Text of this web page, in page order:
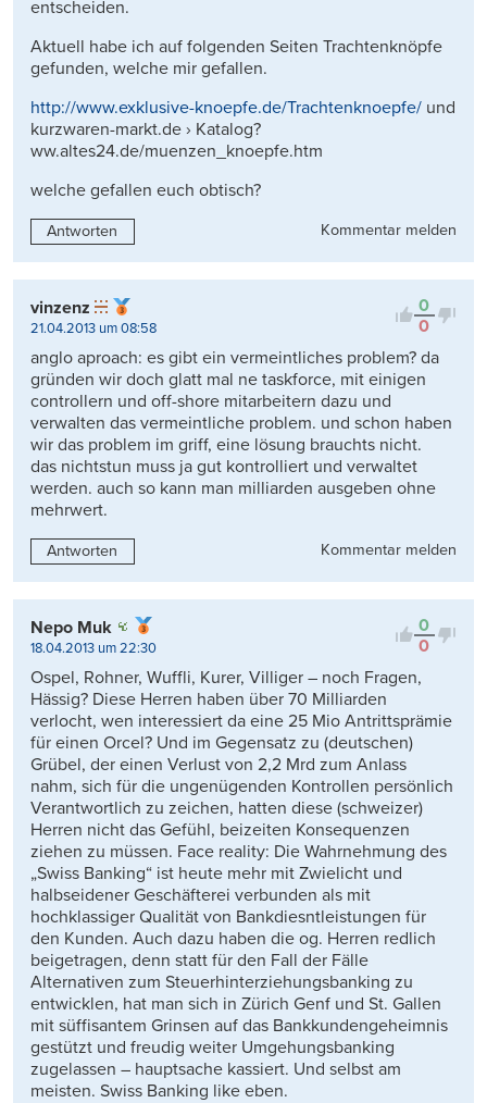
entscheiden.
Aktuell habe ich auf folgenden Seiten Trachtenknöpfe
gefunden, welche mir gefallen.
http://www.exklusive-knoepfe.de/Trachtenknoepfe/ und
kurzwaren-markt.de › Katalog?
ww.altes24.de/muenzen_knoepfe.htm
welche gefallen euch obtisch?
Antworten Kommentar melden
0
0
vinzenz
21.04.2013 um 08:58
anglo aproach: es gibt ein vermeintliches problem? da
gründen wir doch glatt mal ne taskforce, mit einigen
controllern und off-shore mitarbeitern dazu und
verwalten das vermeintliche problem. und schon haben
wir das problem im griff, eine lösung brauchts nicht.
das nichtstun muss ja gut kontrolliert und verwaltet
werden. auch so kann man milliarden ausgeben ohne
mehrwert.
Antworten Kommentar melden
0
0
Nepo Muk
18.04.2013 um 22:30
Ospel, Rohner, Wuffli, Kurer, Villiger – noch Fragen,
Hässig? Diese Herren haben über 70 Milliarden
verlocht, wen interessiert da eine 25 Mio Antrittsprämie
für einen Orcel? Und im Gegensatz zu (deutschen)
Grübel, der einen Verlust von 2,2 Mrd zum Anlass
nahm, sich für die ungenügenden Kontrollen persönlich
Verantwortlich zu zeichen, hatten diese (schweizer)
Herren nicht das Gefühl, beizeiten Konsequenzen
ziehen zu müssen. Face reality: Die Wahrnehmung des
„Swiss Banking“ ist heute mehr mit Zwielicht und
halbseidener Geschäfterei verbunden als mit
hochklassiger Qualität von Bankdiesntleistungen für
den Kunden. Auch dazu haben die og. Herren redlich
beigetragen, denn statt für den Fall der Fälle
Alternativen zum Steuerhinterziehungsbanking zu
entwicklen, hat man sich in Zürich Genf und St. Gallen
mit süffisantem Grinsen auf das Bankkundengeheimnis
gestützt und freudig weiter Umgehungsbanking
zugelassen – hauptsache kassiert. Und selbst am
meisten. Swiss Banking like eben.